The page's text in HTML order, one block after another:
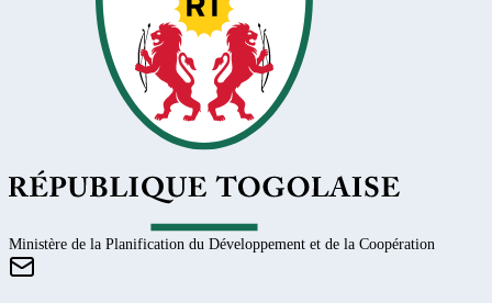
Ministère de la Planification du Développement et de la Coopération